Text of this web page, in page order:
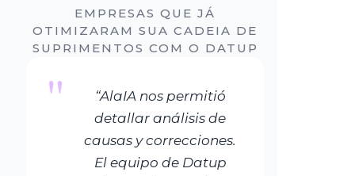
EMPRESAS QUE JÁ
OTIMIZARAM SUA CADEIA DE
SUPRIMENTOS COM O DATUP
“AlaIA nos permitió
detallar análisis de
causas y correcciones.
El equipo de Datup
"